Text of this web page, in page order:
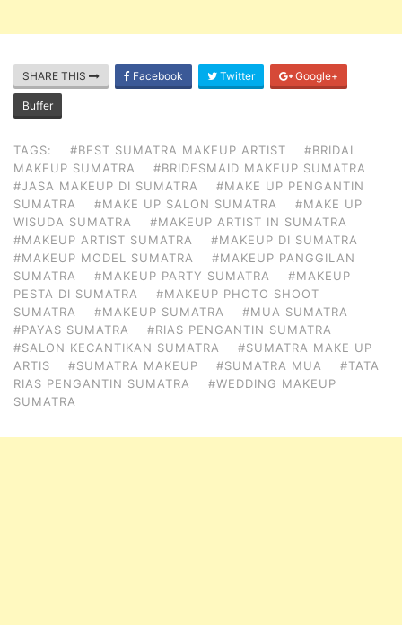
SHARE THIS Facebook Twitter Google+
Buffer
TAGS: #BEST SUMATRA MAKEUP ARTIST
#BRIDAL
MAKEUP SUMATRA
#BRIDESMAID MAKEUP SUMATRA
#JASA MAKEUP DI SUMATRA
#MAKE UP PENGANTIN
SUMATRA
#MAKE UP SALON SUMATRA
#MAKE UP
WISUDA SUMATRA
#MAKEUP ARTIST IN SUMATRA
#MAKEUP ARTIST SUMATRA
#MAKEUP DI SUMATRA
#MAKEUP MODEL SUMATRA
#MAKEUP PANGGILAN
SUMATRA
#MAKEUP PARTY SUMATRA
#MAKEUP
PESTA DI SUMATRA
#MAKEUP PHOTO SHOOT
SUMATRA
#MAKEUP SUMATRA
#MUA SUMATRA
#PAYAS SUMATRA
#RIAS PENGANTIN SUMATRA
#SALON KECANTIKAN SUMATRA
#SUMATRA MAKE UP
ARTIS
#SUMATRA MAKEUP #SUMATRA MUA
#TATA
RIAS PENGANTIN SUMATRA
#WEDDING MAKEUP
SUMATRA